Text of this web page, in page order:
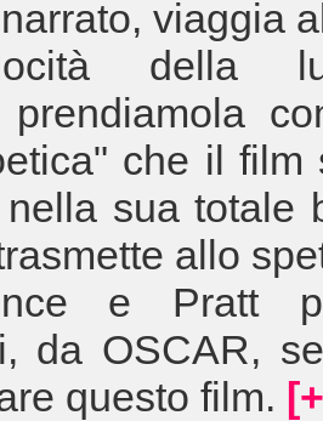
viaggia
della
prendiamola
che il film
sua totale
allo
e Pratt
da OSCAR,
questo film.